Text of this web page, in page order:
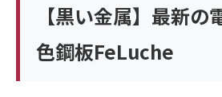
【黒い金属】最新の
色鋼板FeLuche